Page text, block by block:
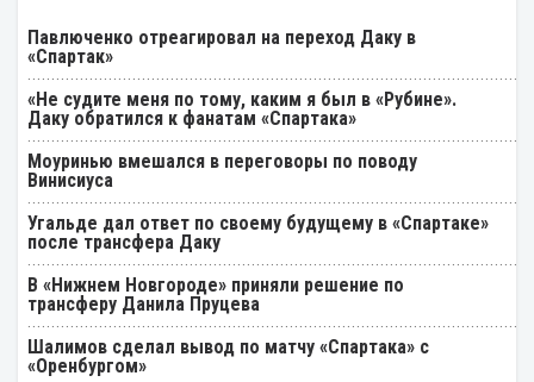
Павлюченко отреагировал на переход Даку в
«Спартак»
«Не судите меня по тому, каким я был в «Рубине».
Даку обратился к фанатам «Спартака»
Моуринью вмешался в переговоры по поводу
Винисиуса
Угальде дал ответ по своему будущему в «Спартаке»
после трансфера Даку
В «Нижнем Новгороде» приняли решение по
трансферу Данила Пруцева
Шалимов сделал вывод по матчу «Спартака» с
«Оренбургом»